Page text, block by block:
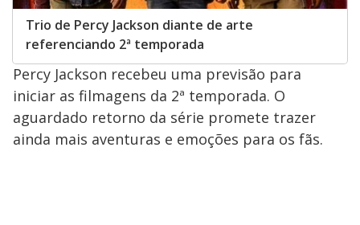
Trio de Percy Jackson diante de arte
referenciando 2ª temporada
Percy Jackson recebeu uma previsão para
iniciar as filmagens da 2ª temporada. O
aguardado retorno da série promete trazer
ainda mais aventuras e emoções para os fãs.